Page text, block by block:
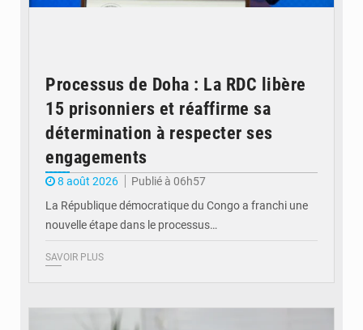
Processus de Doha : La RDC libère
15 prisonniers et réaffirme sa
détermination à respecter ses
engagements
8 août 2026
Publié à 06h57
La République démocratique du Congo a franchi une
nouvelle étape dans le processus…
SAVOIR PLUS